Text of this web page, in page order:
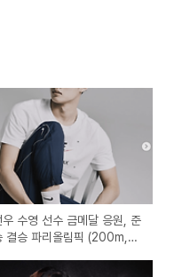
우 수영 선수 금메달 응원, 준
결승 파리올림픽 (200m,